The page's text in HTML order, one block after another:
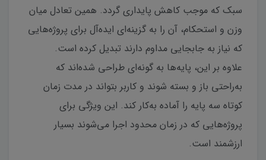
سبک که موجب کاهش پایداری گردد. همین تعادل میان
وزن و استحکام، آن را به گزینه‌ای ایده‌آل برای پروژه‌هایی
که نیاز به جابجایی مداوم دارند تبدیل کرده است.
علاوه بر این، پایه‌ها به گونه‌ای طراحی شده‌اند که
به‌راحتی باز و بسته شوند و کاربر بتواند در مدت زمان
کوتاه سه پایه را آماده به‌کار کند. این ویژگی برای
پروژه‌هایی که در زمان محدود اجرا می‌شوند بسیار
ارزشمند است.